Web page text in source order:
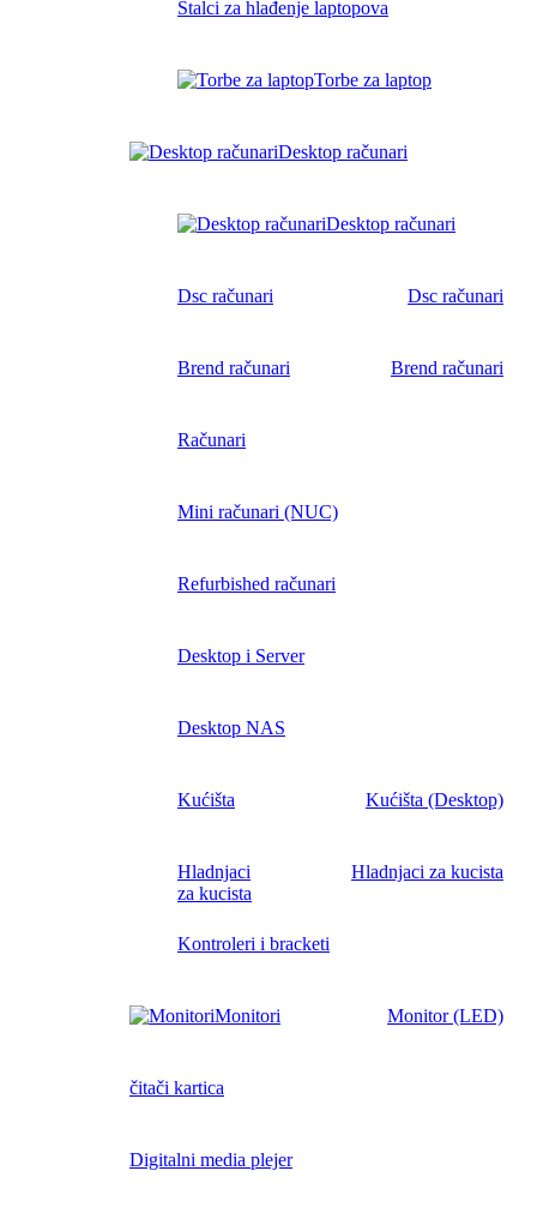
Stalci za hlađenje laptopova
Torbe za laptop
Desktop računari
Desktop računari
Dsc računari Dsc računari
Brend računari Brend računari
Računari
Mini računari (NUC)
Refurbished računari
Desktop i Server
Desktop NAS
Kućišta Kućišta (Desktop)
Hladnjaci
za kucista
Hladnjaci za kucista
Kontroleri i bracketi
Monitori Monitor (LED)
čitači kartica
Digitalni media plejer